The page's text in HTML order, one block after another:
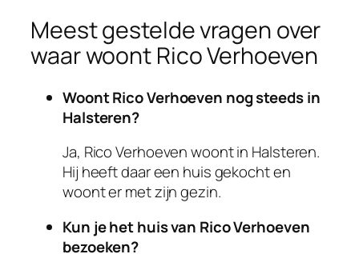
Meest gestelde vragen over
waar woont Rico Verhoeven
Woont Rico Verhoeven nog steeds in
Halsteren?
Ja, Rico Verhoeven woont in Halsteren.
Hij heeft daar een huis gekocht en
woont er met zijn gezin.
Kun je het huis van Rico Verhoeven
bezoeken?